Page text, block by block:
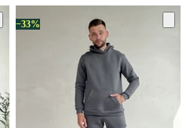
−33%